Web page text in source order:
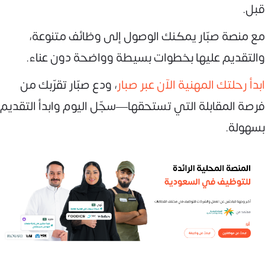
قبل.
مع منصة صبّار يمكنك الوصول إلى وظائف متنوعة،
والتقديم عليها بخطوات بسيطة وواضحة دون عناء.
ابدأ رحلتك المهنية الآن عبر صبار، ودع صبّار تقرّبك من
فرصة المقابلة التي تستحقها—سجّل اليوم وابدأ التقديم
بسهولة.